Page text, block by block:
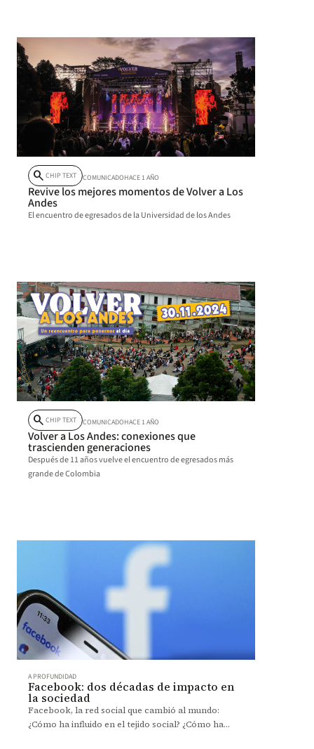
search CHIP TEXT COMUNICADOHACE 1 AÑO
Revive los mejores momentos de Volver a Los
Andes
El encuentro de egresados de la Universidad de los Andes
search CHIP TEXT COMUNICADOHACE 1 AÑO
Volver a Los Andes: conexiones que
trascienden generaciones
Después de 11 años vuelve el encuentro de egresados más
grande de Colombia
A PROFUNDIDAD
Facebook: dos décadas de impacto en
la sociedad
Facebook, la red social que cambió al mundo:
¿Cómo ha influido en el tejido social? ¿Cómo ha